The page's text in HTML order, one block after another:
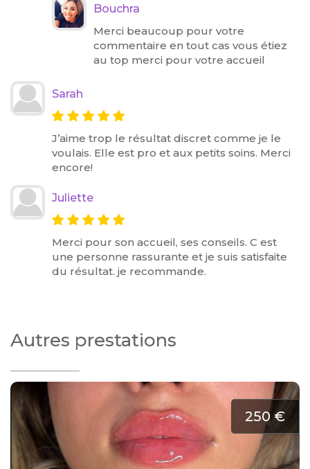
Bouchra
Merci beaucoup pour votre
commentaire en tout cas vous étiez
au top merci pour votre accueil
Sarah
J’aime trop le résultat discret comme je le
voulais. Elle est pro et aux petits soins. Merci
encore!
Juliette
Merci pour son accueil, ses conseils. C est
une personne rassurante et je suis satisfaite
du résultat. je recommande.
Autres prestations
250 €